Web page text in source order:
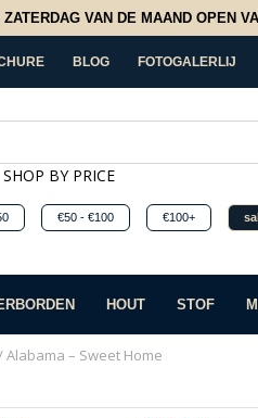
VAN DE MAAND OPEN
BLOG FOTOGALERLIJ
SHOP BY PRICE
€50 - €100 €100+
HOUT STOF
Alabama – Sweet Home